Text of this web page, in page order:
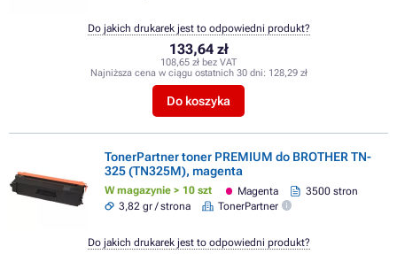
133,64 zł
108,65 zł bez VAT
Najniższa cena w ciągu ostatnich 30 dni: 128,29 zł
Do koszyka
Do jakich drukarek jest to odpowiedni produkt?
TonerPartner toner PREMIUM do BROTHER TN-
325 (TN325M), magenta
W magazynie > 10 szt Magenta
3500 stron
3,82 gr / strona
TonerPartner
Do jakich drukarek jest to odpowiedni produkt?